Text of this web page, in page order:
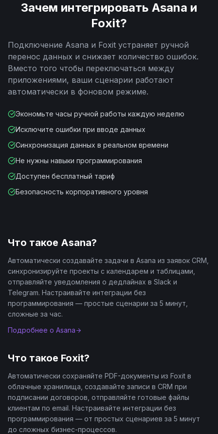
Зачем интегрировать Asana и
Foxit?
Подключение Asana и Foxit устраняет ручной
перенос данных и снижает количество ошибок.
Вместо того чтобы переключаться между
приложениями, ваши сценарии работают
автоматически в фоновом режиме.
Экономьте часы ручной работы каждую неделю
Исключите ошибки при вводе данных
Синхронизация данных в реальном времени
Не нужны навыки программирования
Доступен бесплатный тариф
Безопасность корпоративного уровня
Что такое Asana?
Автоматически создавайте задачи в Asana из заявок CRM,
синхронизируйте проекты с календарем и таблицами,
отправляйте уведомления о дедлайнах в Slack и
Telegram. Настраивайте интеграции без
программирования — простые сценарии за 5 минут,
сложные за час.
Подробнее о Asana
Что такое Foxit?
Автоматически сохраняйте PDF-документы из Foxit в
облачные хранилища, создавайте записи в CRM при
подписании договоров, отправляйте готовые файлы
клиентам по email. Настраивайте интеграции без
программирования — от простых сценариев за 5 минут
до сложных бизнес-процессов.